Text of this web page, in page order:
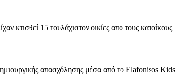
15 τουλάχιστον οικίες απο τους κατοίκους
απασχόλησης μέσα από το Elafonisos Kids